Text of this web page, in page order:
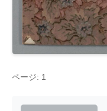
ページ: 1